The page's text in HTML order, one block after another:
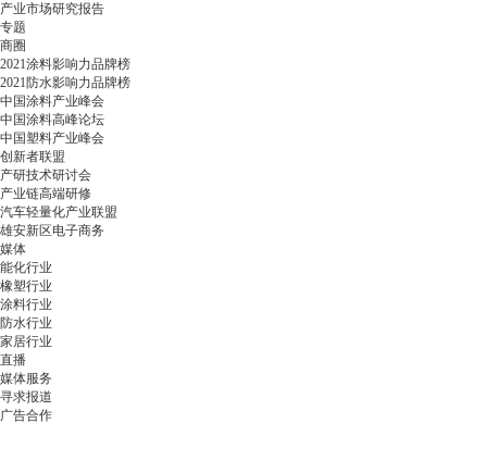
产业市场研究报告
专题
商圈
2021涂料影响力品牌榜
2021防水影响力品牌榜
中国涂料产业峰会
中国涂料高峰论坛
中国塑料产业峰会
创新者联盟
产研技术研讨会
产业链高端研修
汽车轻量化产业联盟
雄安新区电子商务
媒体
能化行业
橡塑行业
涂料行业
防水行业
家居行业
直播
媒体服务
寻求报道
广告合作